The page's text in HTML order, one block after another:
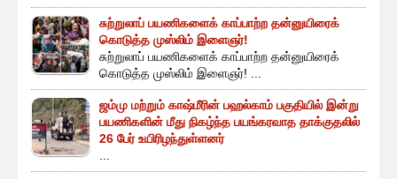
சுற்றுலாப் பயணிகளைக் காப்பாற்ற தன்னுயிரைக்
கொடுத்த முஸ்லிம் இளைஞர்!
சுற்றுலாப் பயணிகளைக் காப்பாற்ற தன்னுயிரைக்
கொடுத்த முஸ்லிம் இளைஞர்! ...
ஜம்மு மற்றும் காஷ்மீரின் பஹல்காம் பகுதியில் இன்று
பயணிகளின் மீது நிகழ்ந்த பயங்கரவாத தாக்குதலில்
26 பேர் உயிரிழந்துள்ளனர்
...